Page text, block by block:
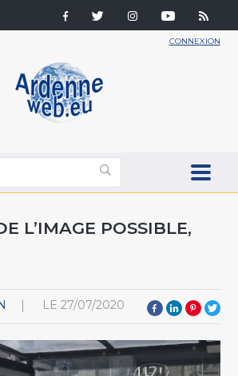
CONNEXION
L’IMAGE POSSIBLE,
LE 27/07/2020